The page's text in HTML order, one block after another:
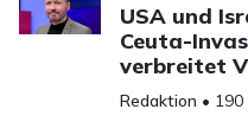
USA und
Ceuta-
verbreitet
Redaktion • 190